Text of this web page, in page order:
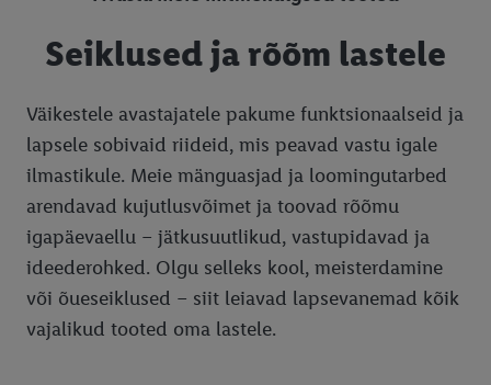
Seiklused ja rõõm lastele
Väikestele avastajatele pakume funktsionaalseid ja
lapsele sobivaid riideid, mis peavad vastu igale
ilmastikule. Meie mänguasjad ja loomingutarbed
arendavad kujutlusvõimet ja toovad rõõmu
igapäevaellu – jätkusuutlikud, vastupidavad ja
ideederohked. Olgu selleks kool, meisterdamine
või õueseiklused – siit leiavad lapsevanemad kõik
vajalikud tooted oma lastele.